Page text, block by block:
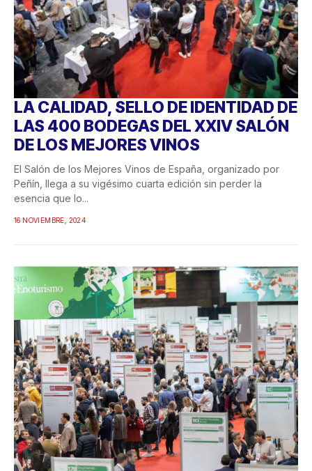
LA CALIDAD, SELLO DE IDENTIDAD DE
LAS 400 BODEGAS DEL XXIV SALÓN
DE LOS MEJORES VINOS
El Salón de los Mejores Vinos de España, organizado por
Peñín, llega a su vigésimo cuarta edición sin perder la
esencia que lo...
16 NOVIEMBRE, 2024